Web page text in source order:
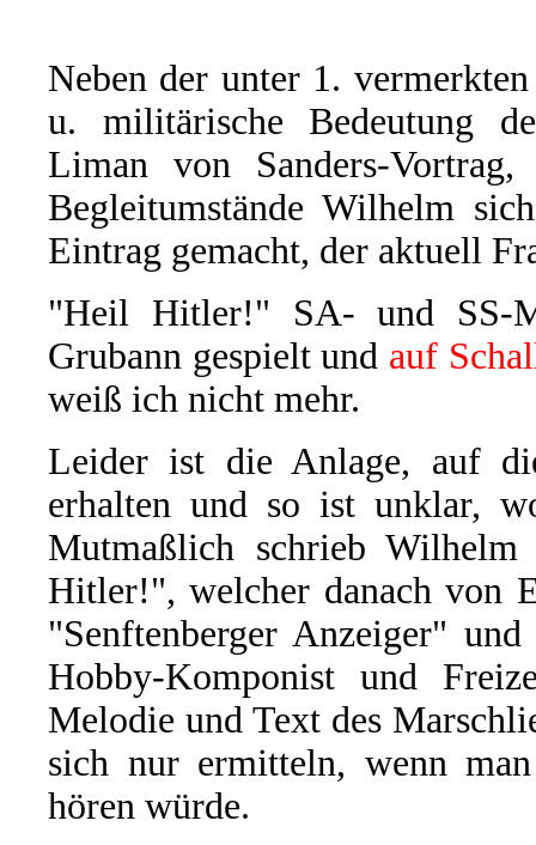
Neben der unter 1.
u. militärische Bedeutung
Liman von Sanders-
Begleitumstände Wilhelm
Eintrag gemacht, der aktuell
"Heil Hitler!" SA- und SS-
Grubann gespielt und auf
weiß ich nicht mehr.
Leider ist die Anlage, auf
erhalten und so ist unklar,
Mutmaßlich schrieb
Hitler!", welcher danach von
"Senftenberger Anzeiger"
Hobby-Komponist und
Melodie und Text des
sich nur ermitteln, wenn
hören würde.